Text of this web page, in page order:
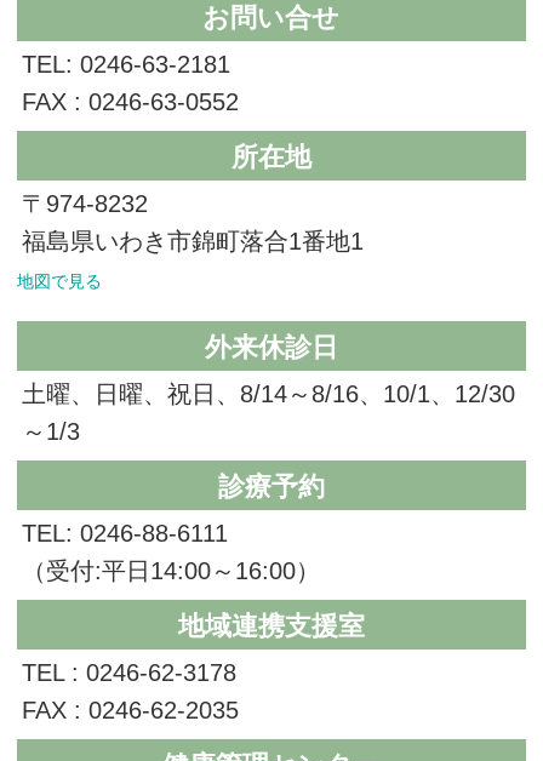
お問い合せ
TEL: 0246-63-2181
FAX : 0246-63-0552
所在地
〒974-8232
福島県いわき市錦町落合1番地1
地図で見る
外来休診日
土曜、日曜、祝日、8/14～8/16、10/1、12/30
～1/3
診療予約
TEL: 0246-88-6111
（受付:平日14:00～16:00）
地域連携支援室
TEL : 0246-62-3178
FAX : 0246-62-2035